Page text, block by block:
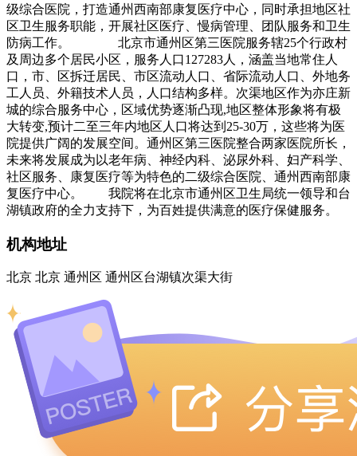
级综合医院，打造通州西南部康复医疗中心，同时承担地区社
区卫生服务职能，开展社区医疗、慢病管理、团队服务和卫生
防病工作。 北京市通州区第三医院服务辖25个行政村
及周边多个居民小区，服务人口127283人，涵盖当地常住人
口，市、区拆迁居民、市区流动人口、省际流动人口、外地务
工人员、外籍技术人员，人口结构多样。次渠地区作为亦庄新
城的综合服务中心，区域优势逐渐凸现,地区整体形象将有极
大转变,预计二至三年内地区人口将达到25-30万，这些将为医
院提供广阔的发展空间。通州区第三医院整合两家医院所长，
未来将发展成为以老年病、神经内科、泌尿外科、妇产科学、
社区服务、康复医疗等为特色的二级综合医院、通州西南部康
复医疗中心。 我院将在北京市通州区卫生局统一领导和台
湖镇政府的全力支持下，为百姓提供满意的医疗保健服务。
机构地址
北京 北京 通州区 通州区台湖镇次渠大街